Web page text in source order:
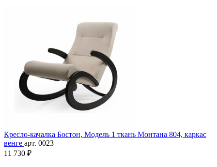
Кресло-качалка Бостон, Модель 1 ткань Монтана 804, каркас
венге арт. 0023
11 730 ₽